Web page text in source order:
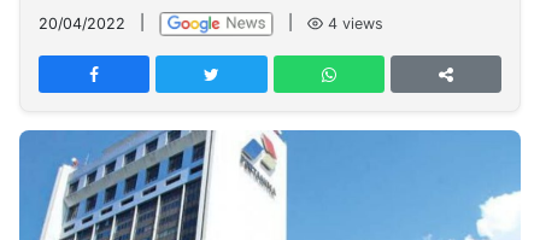
Network
PT
TREETAN
INDONESIA
Partner
20/04/2022 4 views